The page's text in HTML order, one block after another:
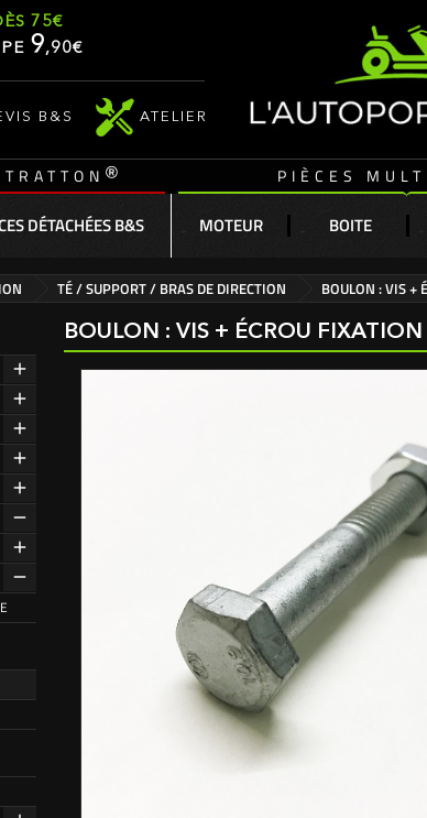
75€
9,90€
B&S ATELIER
® PIÈCES
DÉTACHÉES B&S MOTEUR BOITE
TÉ / SUPPORT / BRAS DE DIRECTION BOULON : VIS +
BOULON : VIS + ÉCROU